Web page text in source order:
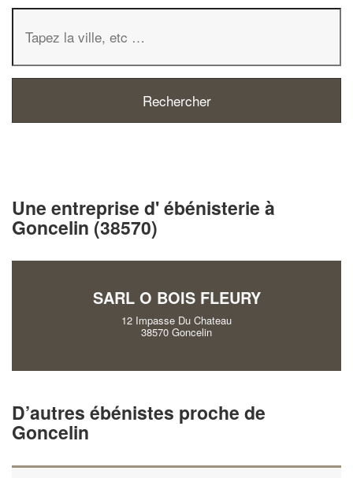
Une entreprise d' ébénisterie à
Goncelin (38570)
SARL O BOIS FLEURY
12 Impasse Du Chateau
38570 Goncelin
D’autres ébénistes proche de
Goncelin
Augmentez votre
En savoir plus